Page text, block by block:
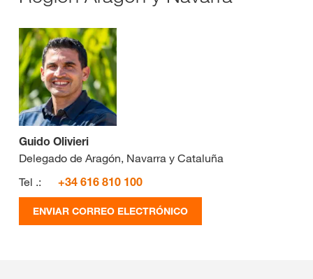
Guido Olivieri
Delegado de Aragón, Navarra y Cataluña
Tel .:
+34 616 810 100
ENVIAR CORREO ELECTRÓNICO